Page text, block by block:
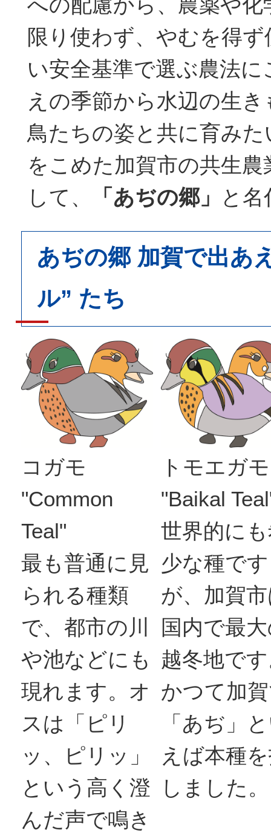
限り使わず、やむを得
い安全基準で選ぶ農法
えの季節から水辺の生
鳥たちの姿と共に育み
をこめた加賀市の共生
して、
「あぢの郷」 と
あぢの郷 加賀で出あ
ル” たち
コガモ
"Common
Teal"
最も普通に見
られる種類
で、都市の川
や池などにも
現れます。オ
スは「ピリ
ッ、ピリッ」
という高く澄
んだ声で鳴き
トモエガモ
"Baikal Teal
世界的に
少な種です
が、加賀
国内で最
越冬地で
かつて加
「あぢ」
えば本種
しました。